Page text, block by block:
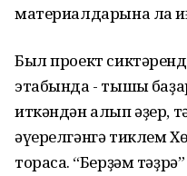
материалдарына ла
Был проект
этабында - тышҡы
иткәндән алып әҙер,
әүерелгәнгә тиклем
торасаҡ. “Берҙәм